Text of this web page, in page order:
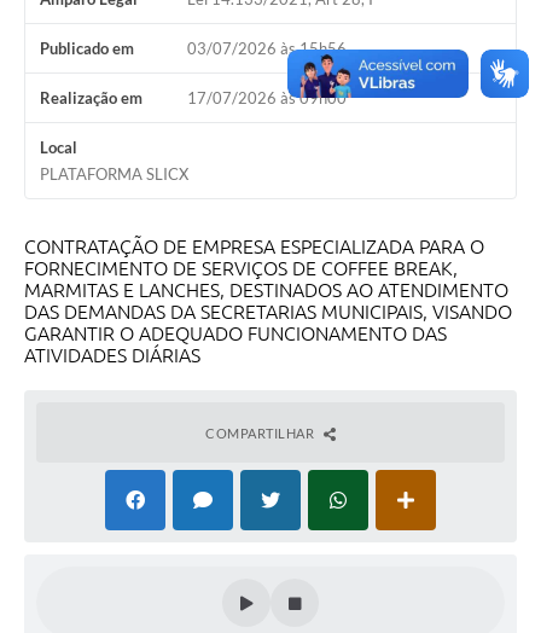
Publicado em 03/07/2026 às 15h56
Realização em 17/07/2026 às 09h00
Local
PLATAFORMA SLICX
CONTRATAÇÃO DE EMPRESA ESPECIALIZADA PARA O
FORNECIMENTO DE SERVIÇOS DE COFFEE BREAK,
MARMITAS E LANCHES, DESTINADOS AO ATENDIMENTO
DAS DEMANDAS DA SECRETARIAS MUNICIPAIS, VISANDO
GARANTIR O ADEQUADO FUNCIONAMENTO DAS
ATIVIDADES DIÁRIAS
COMPARTILHAR